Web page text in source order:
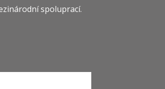
spoluprací.